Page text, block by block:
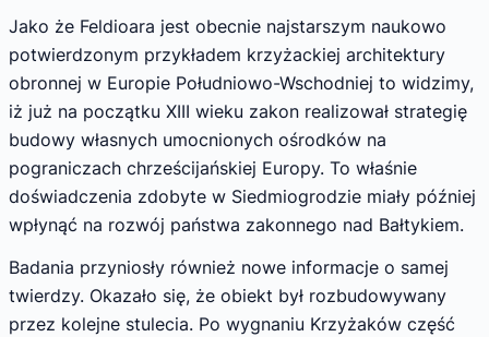
Jako że Feldioara jest obecnie najstarszym naukowo
potwierdzonym przykładem krzyżackiej architektury
obronnej w Europie Południowo-Wschodniej to widzimy,
iż już na początku XIII wieku zakon realizował strategię
budowy własnych umocnionych ośrodków na
pograniczach chrześcijańskiej Europy. To właśnie
doświadczenia zdobyte w Siedmiogrodzie miały później
wpłynąć na rozwój państwa zakonnego nad Bałtykiem.
Badania przyniosły również nowe informacje o samej
twierdzy. Okazało się, że obiekt był rozbudowywany
przez kolejne stulecia. Po wygnaniu Krzyżaków część